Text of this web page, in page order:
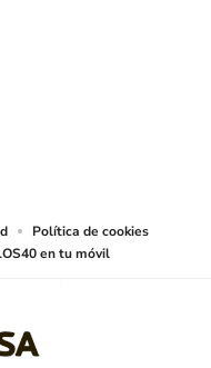
Política de cookies
en tu móvil